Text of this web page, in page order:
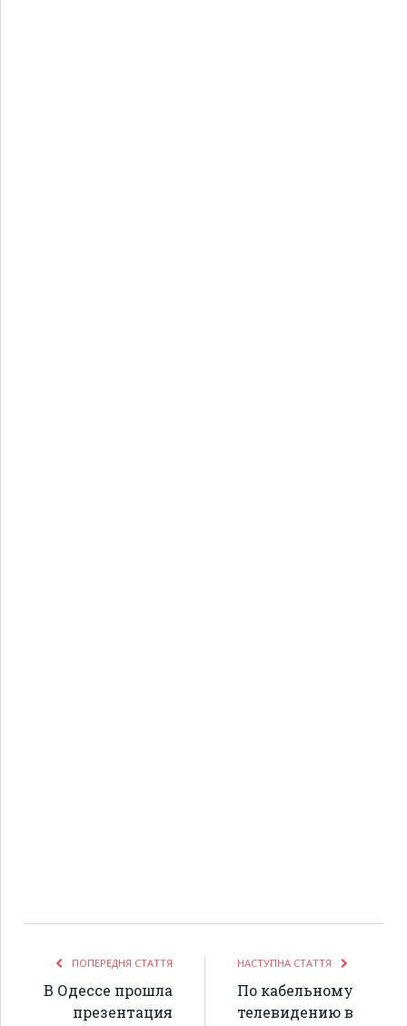
ПОПЕРЕДНЯ СТАТТЯ
В Одессе прошла
презентация
НАСТУПНА СТАТТЯ
По кабельному
телевидению в